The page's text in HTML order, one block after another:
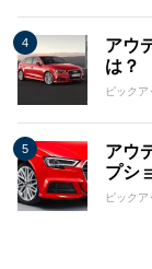
アウ
は？
ピックア
アウ
プシ
ピックア